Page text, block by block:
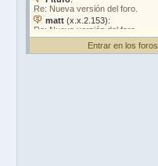
Entrar en los foros